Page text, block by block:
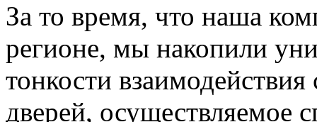
За то время, что наша
регионе, мы накопили
тонкости
дверей, осуществляемое